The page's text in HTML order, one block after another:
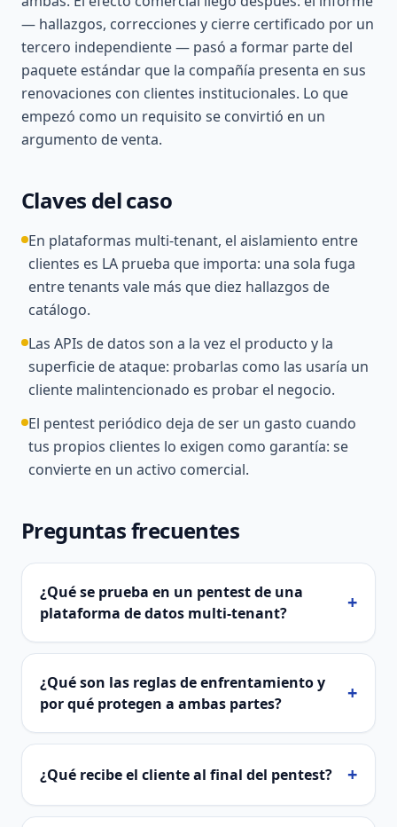
— hallazgos, correcciones y cierre certificado por un
tercero independiente — pasó a formar parte del
paquete estándar que la compañía presenta en sus
renovaciones con clientes institucionales. Lo que
empezó como un requisito se convirtió en un
argumento de venta.
Claves del caso
En plataformas multi-tenant, el aislamiento entre
clientes es LA prueba que importa: una sola fuga
entre tenants vale más que diez hallazgos de
catálogo.
Las APIs de datos son a la vez el producto y la
superficie de ataque: probarlas como las usaría un
cliente malintencionado es probar el negocio.
El pentest periódico deja de ser un gasto cuando
tus propios clientes lo exigen como garantía: se
convierte en un activo comercial.
Preguntas frecuentes
¿Qué se prueba en un pentest de una
plataforma de datos multi-tenant?
+
¿Qué son las reglas de enfrentamiento y
por qué protegen a ambas partes?
+
¿Qué recibe el cliente al final del pentest? +